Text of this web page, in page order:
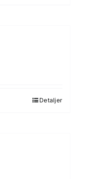
Detaljer